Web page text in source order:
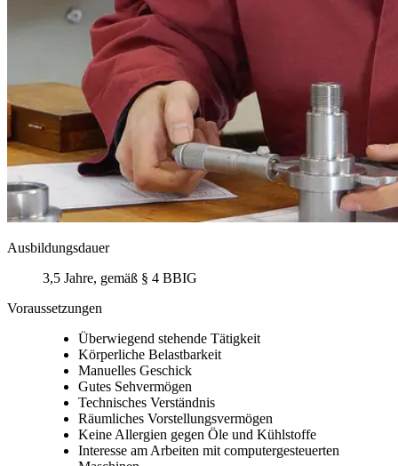
Ausbildungsdauer
3,5 Jahre, gemäß § 4 BBIG
Voraussetzungen
Überwiegend stehende Tätigkeit
Körperliche Belastbarkeit
Manuelles Geschick
Gutes Sehvermögen
Technisches Verständnis
Räumliches Vorstellungsvermögen
Keine Allergien gegen Öle und Kühlstoffe
Interesse am Arbeiten mit computergesteuerten